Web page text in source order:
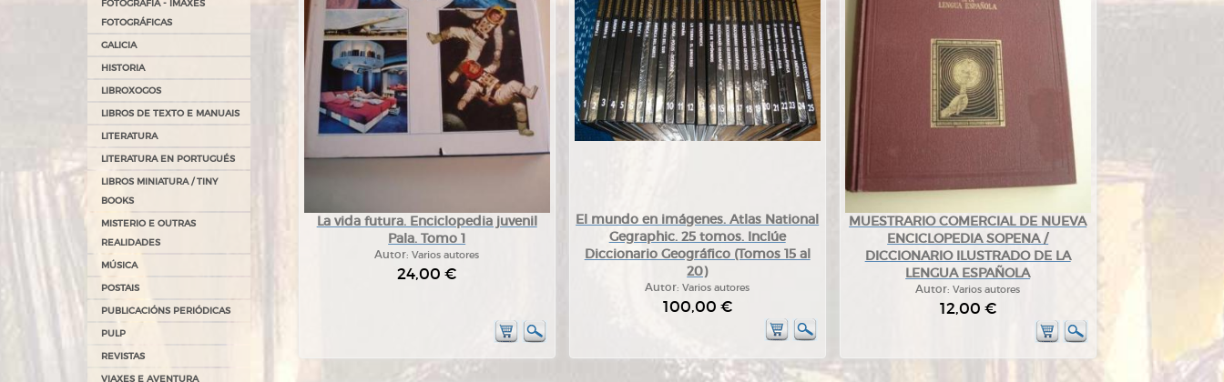
FOTOGRAFÍA - IMAXES
FOTOGRÁFICAS
GALICIA
HISTORIA
LIBROXOGOS
LIBROS DE TEXTO E MANUAIS
LITERATURA
LITERATURA EN PORTUGUÉS
LIBROS MINIATURA / TINY
BOOKS
MISTERIO E OUTRAS
REALIDADES
MÚSICA
POSTAIS
PUBLICACIÓNS PERIÓDICAS
PULP
REVISTAS
VIAXES E AVENTURA
La vida futura. Enciclopedia juvenil
Pala. Tomo 1
Autor:Varios autores
24,00 €
El mundo en imágenes. Atlas National
Gegraphic. 25 tomos. Inclúe
Diccionario Geográfico (Tomos 15 al
20)
Autor:Varios autores
100,00 €
MUESTRARIO COMERCIAL DE NUEVA
ENCICLOPEDIA SOPENA /
DICCIONARIO ILUSTRADO DE LA
LENGUA ESPAÑOLA
Autor:Varios autores
12,00 €